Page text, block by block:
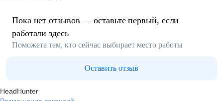
Пока нет отзывов — оставьте первый, если
работали здесь
Поможете тем, кто сейчас выбирает место работы
Оставить отзыв
HeadHunter